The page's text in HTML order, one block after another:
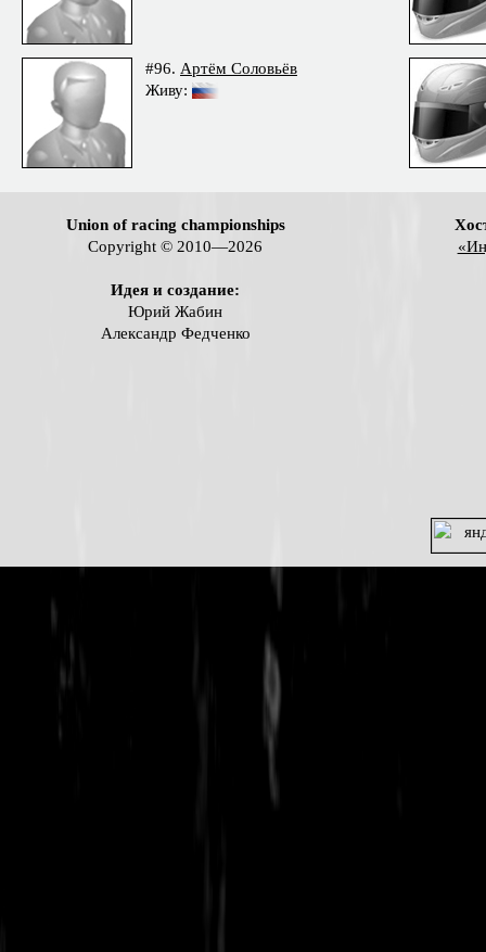
#96. Артём Соловьёв
Живу:
Union of racing championships
Copyright © 2010—2026
Идея и создание:
Юрий Жабин
Александр Федченко